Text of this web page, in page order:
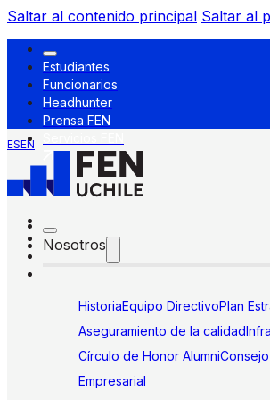
Saltar al contenido principal Saltar al
Estudiantes
Funcionarios
Headhunter
Prensa FEN
ESEN
Nosotros
HistoriaEquipo DirectivoPlan
Aseguramiento de la calidad
Círculo de Honor Alumni
Empresarial